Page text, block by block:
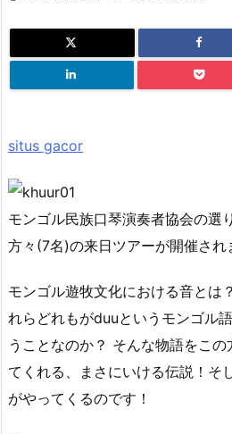
situs gacor
モンゴル民族口琴演奏者協会の選
方々(7名)の来日ツアーが開催され
モンゴル遊牧文化における音とは
れらどれもがduuというモンゴル
うことなのか？ そんな物語をこ
てくれる、まさにいける伝説！そ
がやってくるのです！